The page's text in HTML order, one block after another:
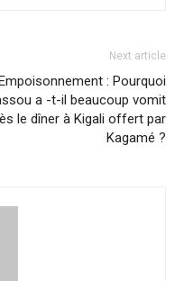
Next article
: Pourquoi
a -t-il beaucoup vomit
le dîner à Kigali offert par
Kagamé ?